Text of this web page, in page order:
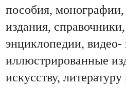
пособия,
издания,
энциклопедии, видео-
иллюстрированные
искусству,